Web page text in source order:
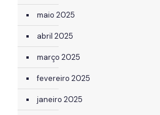
maio 2025
abril 2025
março 2025
fevereiro 2025
janeiro 2025